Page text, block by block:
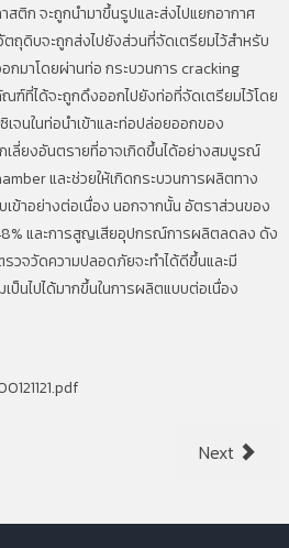
ติก จะถูกนำมาขึ้นรูปและส่งไปแยกอากาศ
ถุดิบจะถูกส่งไปยังส่วนที่จัดเตรียมไว้สำหรับ
กมาโดยผ่านท่อ กระบวนการ cracking
ที่ได้จะถูกดึงออกไปยังท่อที่จัดเตรียมไว้โดย
จนในท่อนำเข้าและท่อปล่อยออกของ
เลี่ยงอันตรายที่อาจเกิดขึ้นได้อย่างสมบูรณ์
และช่วยให้เกิดกระบวนการผลิตทาง
ข้าอย่างต่อเนื่อง นอกจากนั้น อัตราส่วนของ
และการสูญเสียอุปกรณ์การผลิตลดลง ดัง
จวัดความปลอดภัยจะทำได้ดีขึ้นและมี
นไปได้มากขึ้นในการผลิตแบบต่อเนื่อง
Next